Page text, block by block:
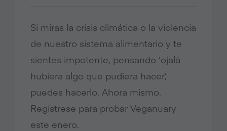
Si miras la crisis climática o la violencia
de nuestro sistema alimentario y te
sientes impotente, pensando ‘ojalá
hubiera algo que pudiera hacer’,
puedes hacerlo. Ahora mismo.
Regístrese para probar Veganuary
este enero.